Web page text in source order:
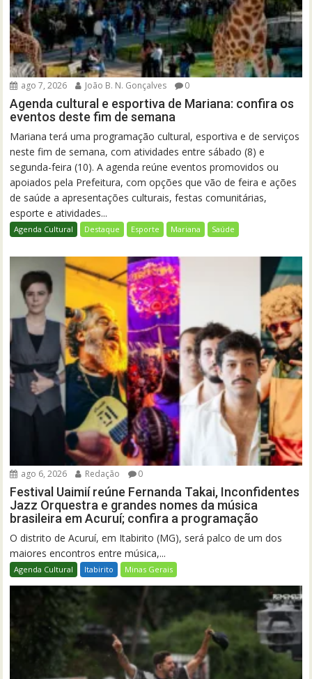
ago 7, 2026 João B. N. Gonçalves 0
Agenda cultural e esportiva de Mariana: confira os
eventos deste fim de semana
Mariana terá uma programação cultural, esportiva e de serviços
neste fim de semana, com atividades entre sábado (8) e
segunda-feira (10). A agenda reúne eventos promovidos ou
apoiados pela Prefeitura, com opções que vão de feira e ações
de saúde a apresentações culturais, festas comunitárias,
esporte e atividades...
Agenda Cultural Destaque Esporte Mariana Saúde
ago 6, 2026 Redação 0
Festival Uaimií reúne Fernanda Takai, Inconfidentes
Jazz Orquestra e grandes nomes da música
brasileira em Acuruí; confira a programação
O distrito de Acuruí, em Itabirito (MG), será palco de um dos
maiores encontros entre música,...
Agenda Cultural Itabirito Minas Gerais